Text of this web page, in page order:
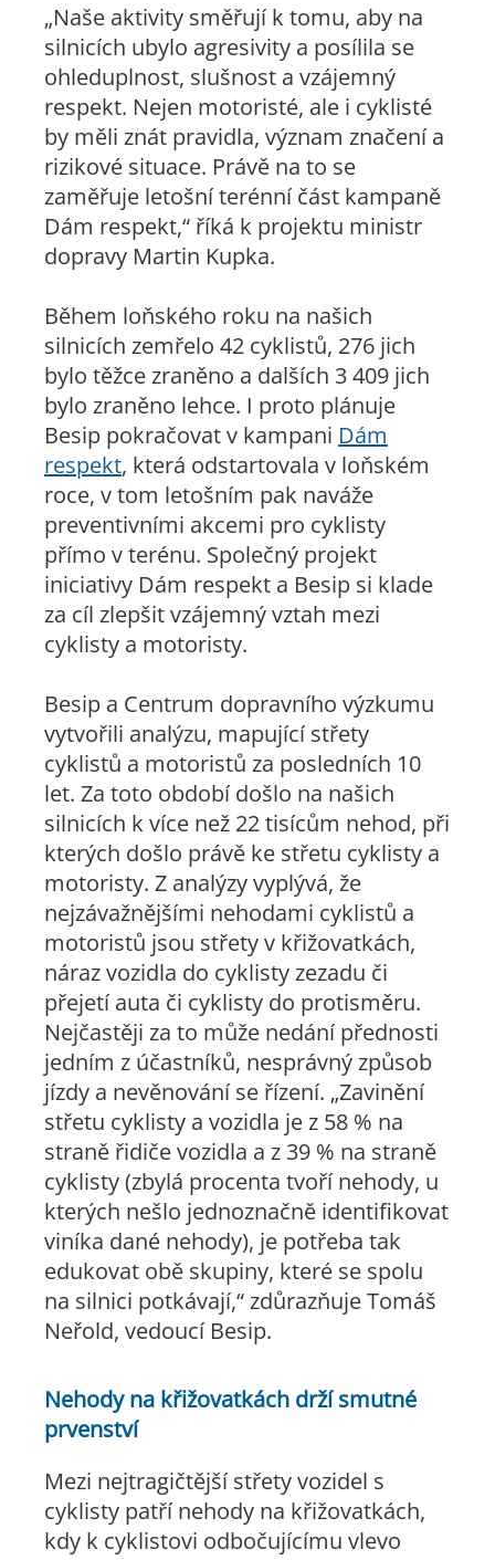
„Naše aktivity směřují k tomu, aby na
silnicích ubylo agresivity a posílila se
ohleduplnost, slušnost a vzájemný
respekt. Nejen motoristé, ale i cyklisté
by měli znát pravidla, význam značení a
rizikové situace. Právě na to se
zaměřuje letošní terénní část kampaně
Dám respekt,“ říká k projektu ministr
dopravy Martin Kupka.
Během loňského roku na našich
silnicích zemřelo 42 cyklistů, 276 jich
bylo těžce zraněno a dalších 3 409 jich
bylo zraněno lehce. I proto plánuje
Besip pokračovat v kampani Dám
respekt, která odstartovala v loňském
roce, v tom letošním pak naváže
preventivními akcemi pro cyklisty
přímo v terénu. Společný projekt
iniciativy Dám respekt a Besip si klade
za cíl zlepšit vzájemný vztah mezi
cyklisty a motoristy.
Besip a Centrum dopravního výzkumu
vytvořili analýzu, mapující střety
cyklistů a motoristů za posledních 10
let. Za toto období došlo na našich
silnicích k více než 22 tisícům nehod, při
kterých došlo právě ke střetu cyklisty a
motoristy. Z analýzy vyplývá, že
nejzávažnějšími nehodami cyklistů a
motoristů jsou střety v křižovatkách,
náraz vozidla do cyklisty zezadu či
přejetí auta či cyklisty do protisměru.
Nejčastěji za to může nedání přednosti
jedním z účastníků, nesprávný způsob
jízdy a nevěnování se řízení. „Zavinění
střetu cyklisty a vozidla je z 58 % na
straně řidiče vozidla a z 39 % na straně
cyklisty (zbylá procenta tvoří nehody, u
kterých nešlo jednoznačně identifikovat
viníka dané nehody), je potřeba tak
edukovat obě skupiny, které se spolu
na silnici potkávají,“ zdůrazňuje Tomáš
Neřold, vedoucí Besip.
Nehody na křižovatkách drží smutné
prvenství
Mezi nejtragičtější střety vozidel s
cyklisty patří nehody na křižovatkách,
kdy k cyklistovi odbočujícímu vlevo